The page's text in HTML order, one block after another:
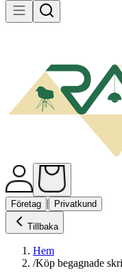
Företag | Privatkund
Tillbaka
Hem
/Köp begagnade